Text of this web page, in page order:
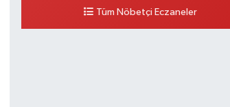
Tüm Nöbetçi Eczaneler